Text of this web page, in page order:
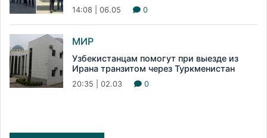
14:08 | 06.05 0
МИР
Узбекистанцам помогут при выезде из
Ирана транзитом через Туркменистан
20:35 | 02.03 0